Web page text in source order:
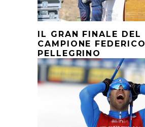
IL GRAN FINALE DEL
CAMPIONE FEDERICO
PELLEGRINO